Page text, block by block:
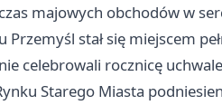
majowych obchodów w
Przemyśl stał się miejscem
celebrowali rocznicę
Starego Miasta